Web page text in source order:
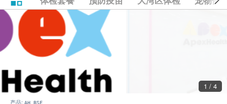
2 / 4
产品: AH_BSF